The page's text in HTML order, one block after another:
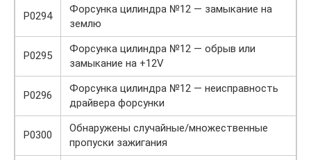
P0294
Форсунка цилиндра №12 — замыкание на
землю
P0295
Форсунка цилиндра №12 — обрыв или
замыкание на +12V
P0296
Форсунка цилиндра №12 — неисправность
драйвера форсунки
P0300
Обнаружены случайные/множественные
пропуски зажигания